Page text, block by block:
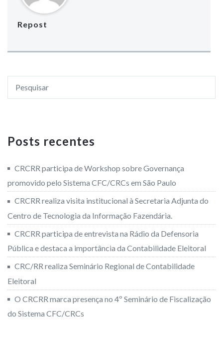
Repost
Posts recentes
CRCRR participa de Workshop sobre Governança
promovido pelo Sistema CFC/CRCs em São Paulo
CRCRR realiza visita institucional à Secretaria Adjunta do
Centro de Tecnologia da Informação Fazendária.
CRCRR participa de entrevista na Rádio da Defensoria
Pública e destaca a importância da Contabilidade Eleitoral
CRC/RR realiza Seminário Regional de Contabilidade
Eleitoral
O CRCRR marca presença no 4º Seminário de Fiscalização
do Sistema CFC/CRCs